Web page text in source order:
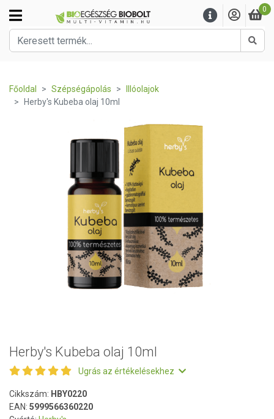
0
Főoldal Szépségápolás
Illóolajok
Herby's Kubeba olaj 10ml
Herby's Kubeba olaj 10ml
Ugrás az értékelésekhez
Cikkszám: HBY0220
EAN: 5999566360220